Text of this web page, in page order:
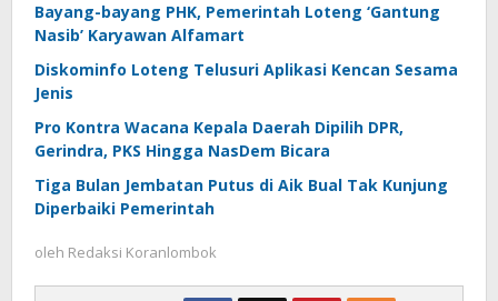
Bayang-bayang PHK, Pemerintah Loteng ‘Gantung
Nasib’ Karyawan Alfamart
Diskominfo Loteng Telusuri Aplikasi Kencan Sesama
Jenis
Pro Kontra Wacana Kepala Daerah Dipilih DPR,
Gerindra, PKS Hingga NasDem Bicara
Tiga Bulan Jembatan Putus di Aik Bual Tak Kunjung
Diperbaiki Pemerintah
oleh Redaksi Koranlombok